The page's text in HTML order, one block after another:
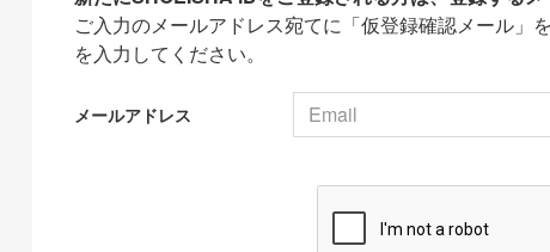
ご入力のメールアドレス宛てに「仮登録確認メール」
を入力してください。
メールアドレス